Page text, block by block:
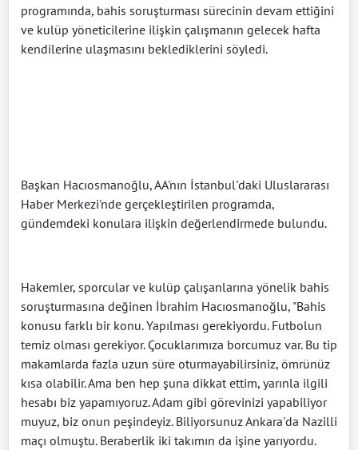
programında, bahis soruşturması sürecinin devam ettiğini
ve kulüp yöneticilerine ilişkin çalışmanın gelecek hafta
kendilerine ulaşmasını beklediklerini söyledi.
Başkan Hacıosmanoğlu, AA'nın İstanbul'daki Uluslararası
Haber Merkezi'nde gerçekleştirilen programda,
gündemdeki konulara ilişkin değerlendirmede bulundu.
Hakemler, sporcular ve kulüp çalışanlarına yönelik bahis
soruşturmasına değinen İbrahim Hacıosmanoğlu, "Bahis
konusu farklı bir konu. Yapılması gerekiyordu. Futbolun
temiz olması gerekiyor. Çocuklarımıza borcumuz var. Bu tip
makamlarda fazla uzun süre oturmayabilirsiniz, ömrünüz
kısa olabilir. Ama ben hep şuna dikkat ettim, yarınla ilgili
hesabı biz yapamıyoruz. Adam gibi görevinizi yapabiliyor
muyuz, biz onun peşindeyiz. Biliyorsunuz Ankara'da Nazilli
maçı olmuştu. Beraberlik iki takımın da işine yarıyordu.